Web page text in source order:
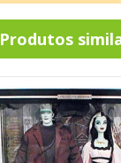
Produtos